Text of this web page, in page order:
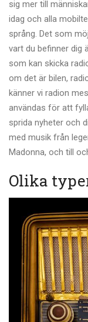
sig mer till
idag och alla
språng. Det som
vart du befinner dig
som kan skicka
om det är bilen,
känner vi radion
användas för att
sprida nyheter och
med musik från
Madonna, och till
Olika